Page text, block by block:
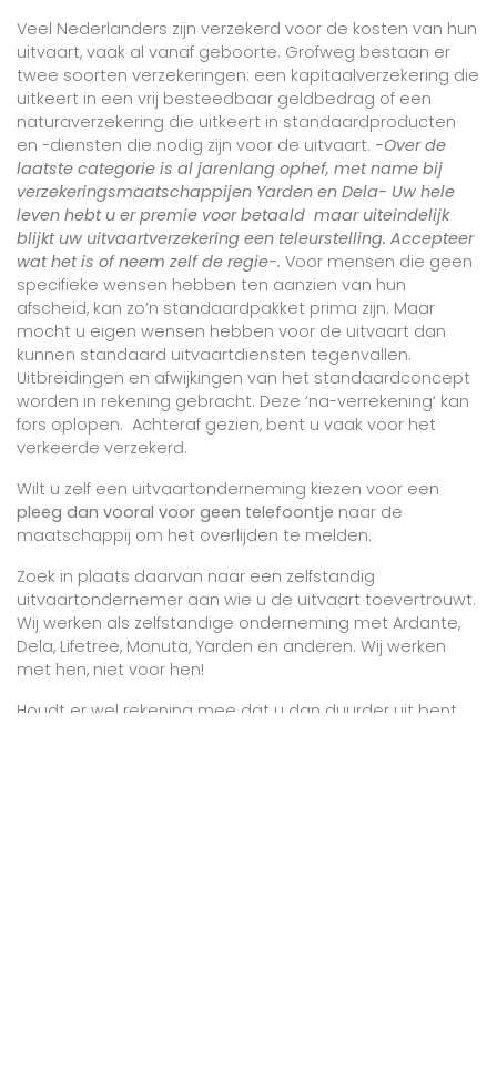
Veel Nederlanders zijn verzekerd voor de kosten van hun
uitvaart, vaak al vanaf geboorte. Grofweg bestaan ​​er
twee soorten verzekeringen: een kapitaalverzekering die
uitkeert in een vrij besteedbaar geldbedrag of een
naturaverzekering die uitkeert in standaardproducten
en -diensten die nodig zijn voor de uitvaart. -Over de
laatste categorie is al jarenlang ophef, met name bij
verzekeringsmaatschappijen Yarden en Dela- Uw hele
leven hebt u er premie voor betaald maar uiteindelijk
blijkt uw uitvaartverzekering een teleurstelling. Accepteer
wat het is of neem zelf de regie-. Voor mensen die geen
specifieke wensen hebben ten aanzien van hun
afscheid, kan zo’n standaardpakket prima zijn. Maar
mocht u eigen wensen hebben voor de uitvaart dan
kunnen standaard uitvaartdiensten tegenvallen.
Uitbreidingen en afwijkingen van het standaardconcept
worden in rekening gebracht. Deze ‘na-verrekening’ kan
fors oplopen. Achteraf gezien, bent u vaak voor het
verkeerde verzekerd.
Wilt u zelf een uitvaartonderneming kiezen voor een
pleeg dan vooral voor geen telefoontje naar de
maatschappij om het overlijden te melden.
Zoek in plaats daarvan naar een zelfstandig
uitvaartondernemer aan wie u de uitvaart toevertrouwt.
Wij werken als zelfstandige onderneming met Ardante,
Dela, Lifetree, Monuta, Yarden en anderen. Wij werken
met hen, niet voor hen!
Houdt er wel rekening mee dat u dan duurder uit bent.